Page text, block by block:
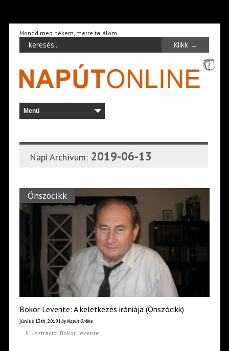
Mondd meg nékem, merre találom…
Napi Archívum: 2019-06-13
Önszócikk
Bokor Levente: A keletkezés iróniája (Önszócikk)
június 13th, 2019 | by Napút Online
Illusztráció: Bokor Levente